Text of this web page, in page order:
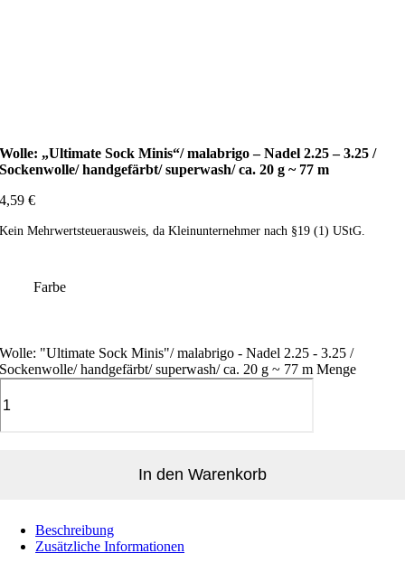
Wolle: „Ultimate Sock Minis“/ malabrigo – Nadel 2.25 – 3.25 /
Sockenwolle/ handgefärbt/ superwash/ ca. 20 g ~ 77 m
4,59€
Kein Mehrwertsteuerausweis, da Kleinunternehmer nach §19 (1) UStG.
Farbe
Wolle: "Ultimate Sock Minis"/ malabrigo - Nadel 2.25 - 3.25 /
Sockenwolle/ handgefärbt/ superwash/ ca. 20 g ~ 77 m Menge
In den Warenkorb
Beschreibung
Zusätzliche Informationen